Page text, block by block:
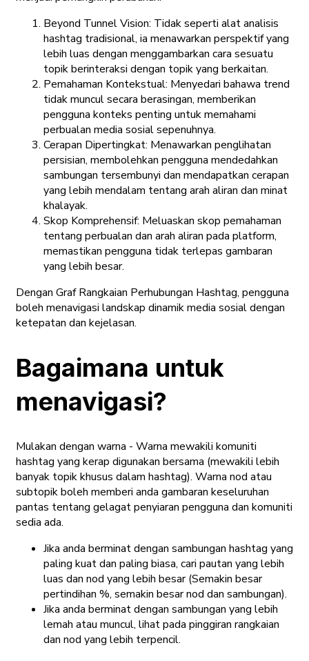
Beyond Tunnel Vision: Tidak seperti alat analisis
hashtag tradisional, ia menawarkan perspektif yang
lebih luas dengan menggambarkan cara sesuatu
topik berinteraksi dengan topik yang berkaitan.
Pemahaman Kontekstual: Menyedari bahawa trend
tidak muncul secara berasingan, memberikan
pengguna konteks penting untuk memahami
perbualan media sosial sepenuhnya.
Cerapan Dipertingkat: Menawarkan penglihatan
persisian, membolehkan pengguna mendedahkan
sambungan tersembunyi dan mendapatkan cerapan
yang lebih mendalam tentang arah aliran dan minat
khalayak.
Skop Komprehensif: Meluaskan skop pemahaman
tentang perbualan dan arah aliran pada platform,
memastikan pengguna tidak terlepas gambaran
yang lebih besar.
Dengan Graf Rangkaian Perhubungan Hashtag, pengguna
boleh menavigasi landskap dinamik media sosial dengan
ketepatan dan kejelasan.
Bagaimana untuk
menavigasi?
Mulakan dengan warna - Warna mewakili komuniti
hashtag yang kerap digunakan bersama (mewakili lebih
banyak topik khusus dalam hashtag). Warna nod atau
subtopik boleh memberi anda gambaran keseluruhan
pantas tentang gelagat penyiaran pengguna dan komuniti
sedia ada.
Jika anda berminat dengan sambungan hashtag yang
paling kuat dan paling biasa, cari pautan yang lebih
luas dan nod yang lebih besar (Semakin besar
pertindihan %, semakin besar nod dan sambungan).
Jika anda berminat dengan sambungan yang lebih
lemah atau muncul, lihat pada pinggiran rangkaian
dan nod yang lebih terpencil.